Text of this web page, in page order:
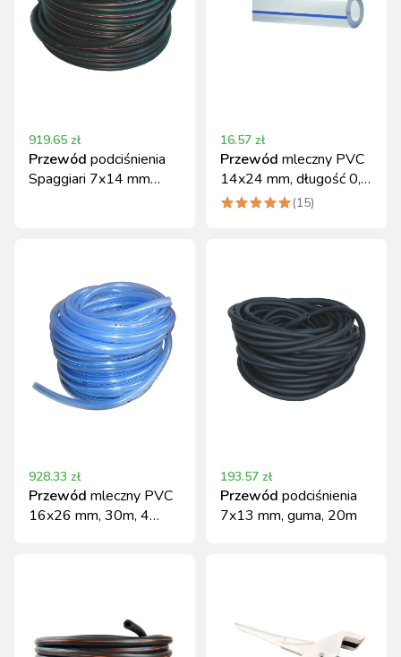
919.65 zł
Przewód podciśnienia
Spaggiari 7x14 mm
16.57 zł
Przewód mleczny PVC
14x24 mm, długość 0,8
m - odporny materiał
(15)
928.33 zł
Przewód mleczny PVC
16x26 mm, 30m, 4
193.57 zł
Przewód podciśnienia
7x13 mm, guma, 20m